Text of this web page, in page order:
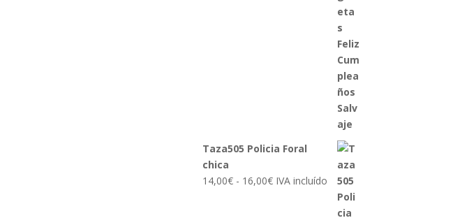
Taza505 Policia Foral
chica
14,00€ - 16,00€Rango
IVA incluído